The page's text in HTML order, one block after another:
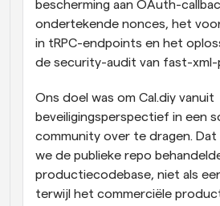
bescherming aan OAuth-
ondertekende nonces, het
in tRPC-endpoints en het
de security-audit van fast-xml-
Ons doel was om Cal.diy vanuit
beveiligingsperspectief in een
community over te dragen.
we de publieke repo
productiecodebase, niet als
terwijl het commerciële